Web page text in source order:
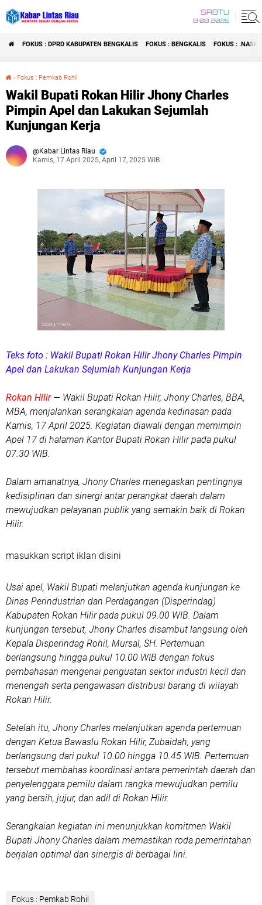
SABTU
8 08 2026
FOKUS : DPRD KABUPATEN BENGKALIS FOKUS : BENGKALIS FOKUS :
› Fokus : Pemkab Rohil
Wakil Bupati Rokan Hilir Jhony Charles
Pimpin Apel dan Lakukan Sejumlah
Kunjungan Kerja
Kabar Lintas Riau
Kamis, 17 April 2025, April 17, 2025 WIB
Teks foto : Wakil Bupati Rokan Hilir Jhony Charles Pimpin
Apel dan Lakukan Sejumlah Kunjungan Kerja
Rokan Hilir — Wakil Bupati Rokan Hilir, Jhony Charles, BBA,
MBA, menjalankan serangkaian agenda kedinasan pada
Kamis, 17 April 2025. Kegiatan diawali dengan memimpin
Apel 17 di halaman Kantor Bupati Rokan Hilir pada pukul
07.30 WIB.
Dalam amanatnya, Jhony Charles menegaskan pentingnya
kedisiplinan dan sinergi antar perangkat daerah dalam
mewujudkan pelayanan publik yang semakin baik di Rokan
Hilir.
masukkan script iklan disini
Usai apel, Wakil Bupati melanjutkan agenda kunjungan ke
Dinas Perindustrian dan Perdagangan (Disperindag)
Kabupaten Rokan Hilir pada pukul 09.00 WIB. Dalam
kunjungan tersebut, Jhony Charles disambut langsung oleh
Kepala Disperindag Rohil, Mursal, SH. Pertemuan
berlangsung hingga pukul 10.00 WIB dengan fokus
pembahasan mengenai penguatan sektor industri kecil dan
menengah serta pengawasan distribusi barang di wilayah
Rokan Hilir.
Setelah itu, Jhony Charles melanjutkan agenda pertemuan
dengan Ketua Bawaslu Rokan Hilir, Zubaidah, yang
berlangsung dari pukul 10.00 hingga 10.45 WIB. Pertemuan
tersebut membahas koordinasi antara pemerintah daerah dan
penyelenggara pemilu dalam rangka mewujudkan pemilu
yang bersih, jujur, dan adil di Rokan Hilir.
Serangkaian kegiatan ini menunjukkan komitmen Wakil
Bupati Jhony Charles dalam memastikan roda pemerintahan
berjalan optimal dan sinergis di berbagai lini.
Fokus : Pemkab Rohil